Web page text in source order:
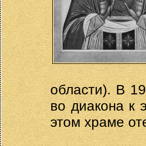
области). В
во диакона к
этом храме